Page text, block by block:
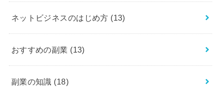
ネットビジネスのはじめ方 (13)
おすすめの副業 (13)
副業の知識 (18)